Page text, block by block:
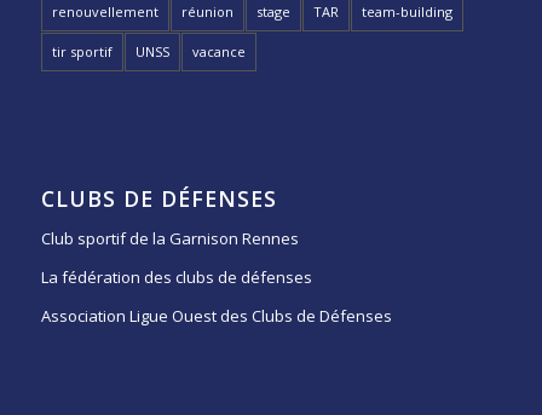
renouvellement réunion stage TAR team-building
tir sportif UNSS vacance
CLUBS DE DÉFENSES
Club sportif de la Garnison Rennes
La fédération des clubs de défenses
Association Ligue Ouest des Clubs de Défenses